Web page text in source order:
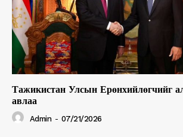
Тажикистан Улсын Ерөнхийлөгчийг
авлаа
Admin - 07/21/2026